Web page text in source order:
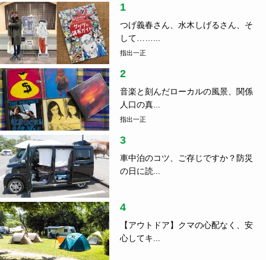
1
つげ義春さん、水木しげるさん、そ
して……...
指出一正
2
音楽と刻んだローカルの風景、関係
人口の真...
指出一正
3
車中泊のコツ、ご存じですか？防災
の日に読...
4
【アウトドア】クマの心配なく、安
心してキ...